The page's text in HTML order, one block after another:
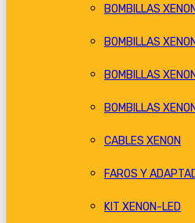
BOMBILLAS
BOMBILLAS
BOMBILLAS
BOMBILLAS
CABLES XENON
FAROS Y
KIT XENON-LED